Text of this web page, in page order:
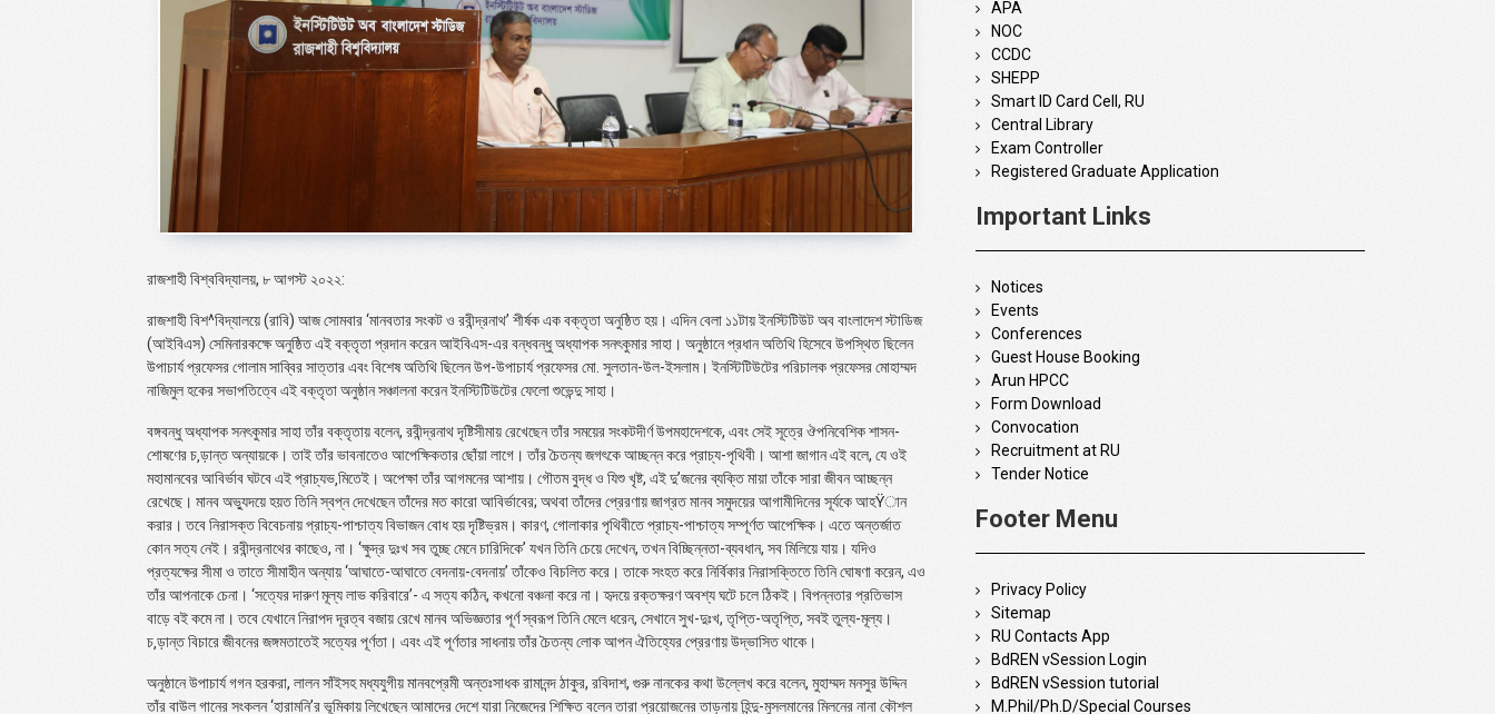
রাজশাহী বিশ্ববিদ্যালয়, ৮ আগস্ট ২০২২:
রাজশাহী বিশ^বিদ্যালয়ে (রাবি) আজ সোমবার ‘মানবতার সংকট ও রবীন্দ্রনাথ’ শীর্ষক এক বক্তৃতা অনুষ্ঠিত হয়। এদিন বেলা ১১টায় ইনস্টিটিউট অব বাংলাদেশ স্টাডিজ
(আইবিএস) সেমিনারকক্ষে অনুষ্ঠিত এই বক্তৃতা প্রদান করেন আইবিএস-এর বন্ধবন্ধু অধ্যাপক সনৎকুমার সাহা। অনুষ্ঠানে প্রধান অতিথি হিসেবে উপস্থিত ছিলেন
উপাচার্য প্রফেসর গোলাম সাব্বির সাত্তার এবং বিশেষ অতিথি ছিলেন উপ-উপাচার্য প্রফেসর মো. সুলতান-উল-ইসলাম। ইনস্টিটিউটের পরিচালক প্রফেসর মোহাম্মদ
নাজিমুল হকের সভাপতিত্বে এই বক্তৃতা অনুষ্ঠান সঞ্চালনা করেন ইনস্টিটিউটের ফেলো শুভেন্দু সাহা।
বঙ্গবন্ধু অধ্যাপক সনৎকুমার সাহা তাঁর বক্তৃতায় বলেন, রবীন্দ্রনাথ দৃষ্টিসীমায় রেখেছেন তাঁর সময়ের সংকটদীর্ণ উপমহাদেশকে, এবং সেই সূত্রে ঔপনিবেশিক শাসন-
শোষণের চ‚ড়ান্ত অন্যায়কে। তাই তাঁর ভাবনাতেও আপেক্ষিকতার ছোঁয়া লাগে। তাঁর চৈতন্য জগৎকে আচ্ছন্ন করে প্রাচ্য-পৃথিবী। আশা জাগান এই বলে, যে ওই
মহামানবের আবির্ভাব ঘটবে এই প্রাচ্যভ‚মিতেই। অপেক্ষা তাঁর আগমনের আশায়। গৌতম বুদ্ধ ও যিশু খৃষ্ট, এই দু’জনের ব্যক্তি মায়া তাঁকে সারা জীবন আচ্ছন্ন
রেখেছে। মানব অভ্যুদয়ে হয়ত তিনি স্বপ্ন দেখেছেন তাঁদের মত কারো আবির্ভাবের; অথবা তাঁদের প্রেরণায় জাগ্রত মানব সমুদয়ের আগামীদিনের সূর্যকে আহŸান
করার। তবে নিরাসক্ত বিবেচনায় প্রাচ্য-পাশ্চাত্য বিভাজন বোধ হয় দৃষ্টিভ্রম। কারণ, গোলাকার পৃথিবীতে প্রাচ্য-পাশ্চাত্য সম্পূর্ণত আপেক্ষিক। এতে অন্তর্জাত
কোন সত্য নেই। রবীন্দ্রনাথের কাছেও, না। ‘ক্ষুদ্র দুঃখ সব তুচ্ছ মেনে চারিদিকে’ যখন তিনি চেয়ে দেখেন, তখন বিচ্ছিন্নতা-ব্যবধান, সব মিলিয়ে যায়। যদিও
প্রত্যক্ষের সীমা ও তাতে সীমাহীন অন্যায় ‘আঘাতে-আঘাতে বেদনায়-বেদনায়’ তাঁকেও বিচলিত করে। তাকে সংহত করে নির্বিকার নিরাসক্তিতে তিনি ঘোষণা করেন, এও
তাঁর আপনাকে চেনা। ‘সত্যের দারুণ মূল্য লাভ করিবারে’- এ সত্য কঠিন, কখনো বঞ্চনা করে না। হৃদয়ে রক্তক্ষরণ অবশ্য ঘটে চলে ঠিকই। বিপন্নতার প্রতিভাস
বাড়ে বই কমে না। তবে যেখানে নিরাপদ দূরত্ব বজায় রেখে মানব অভিজ্ঞতার পূর্ণ স্বরূপ তিনি মেলে ধরেন, সেখানে সুখ-দুঃখ, তৃপ্তি-অতৃপ্তি, সবই তুল্য-মূল্য।
চ‚ড়ান্ত বিচারে জীবনের জঙ্গমতাতেই সত্যের পূর্ণতা। এবং এই পূর্ণতার সাধনায় তাঁর চৈতন্য লোক আপন ঐতিহ্যের প্রেরণায় উদ্ভাসিত থাকে।
অনুষ্ঠানে উপাচার্য গগন হরকরা, লালন সাঁইসহ মধ্যযুগীয় মানবপ্রেমী অন্তঃসাধক রামানন্দ ঠাকুর, রবিদাশ, গুরু নানকের কথা উল্লেখ করে বলেন, মুহাম্মদ মনসুর উদ্দিন
তাঁর বাউল গানের সংকলন ‘হারামনি’র ভূমিকায় লিখেছেন আমাদের দেশে যারা নিজেদের শিক্ষিত বলেন তারা প্রয়োজনের তাড়নায় হিন্দু-মুসলমানের মিলনের নানা কৌশল
APA
NOC
CCDC
SHEPP
Smart ID Card Cell, RU
Central Library
Exam Controller
Registered Graduate Application
Important Links
Notices
Events
Conferences
Guest House Booking
Arun HPCC
Form Download
Convocation
Recruitment at RU
Tender Notice
Footer Menu
Privacy Policy
Sitemap
RU Contacts App
BdREN vSession Login
BdREN vSession tutorial
M.Phil/Ph.D/Special Courses